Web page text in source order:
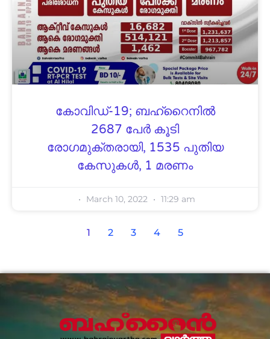
കോവിഡ്-19; ബഹ്റൈനിൽ
2687 പേർ കൂടി
രോഗമുക്തരായി, 1535 പുതിയ
കേസുകൾ, 1 മരണം
March 10, 2022 11:29 am
1 2 3 4 5